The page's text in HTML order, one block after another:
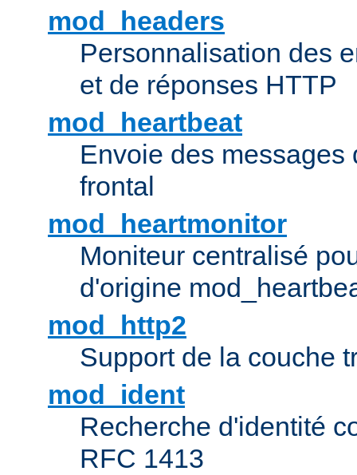
mod_headers
Personnalisation des
et de réponses HTTP
mod_heartbeat
Envoie des messages
frontal
mod_heartmonitor
Moniteur centralisé
d'origine
mod_http2
Support de la couche
mod_ident
Recherche d'identité
RFC 1413